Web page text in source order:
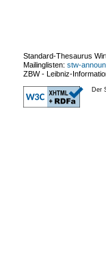
Standard-Thesaurus
Mailinglisten: stw-
ZBW - Leibniz-
Der